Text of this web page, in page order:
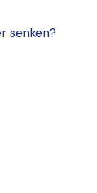
senken?